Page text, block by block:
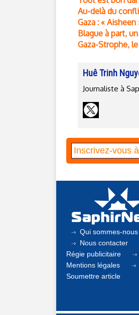
Au-delà du
Gaza : «
Blague à part,
Gaza-Strophe,
Huê Trinh
Journaliste à
Qui sommes-
Nous contacter
Régie publicitaire
Mentions légales
Soumettre article